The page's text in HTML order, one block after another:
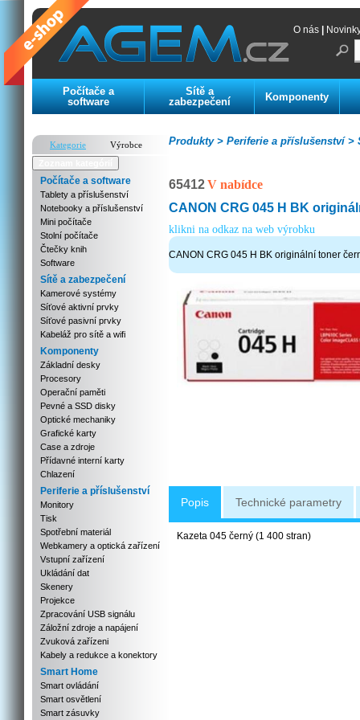
O nás
Počítače a
software
Sítě a
zabezpečení
Komponenty
Kategorie
Výrobce
Počítače a software
Tablety a příslušenství
Notebooky a příslušenství
Mini počítače
Stolní počítače
Čtečky knih
Software
Sítě a zabezpečení
Kamerové systémy
Síťové aktivní prvky
Síťové pasivní prvky
Kabeláž pro sítě a wifi
Komponenty
Základní desky
Procesory
Operační paměti
Pevné a SSD disky
Optické mechaniky
Grafické karty
Case a zdroje
Přídavné interní karty
Chlazení
Periferie a příslušenství
Monitory
Tisk
Spotřební materiál
Webkamery a optická zařízení
Vstupní zařízení
Ukládání dat
Skenery
Projekce
Zpracování USB signálu
Záložní zdroje a napájení
Zvuková zařízeni
Kabely a redukce a konektory
Smart Home
Smart ovládání
Smart osvětlení
Smart zásuvky
Periferie a příslušenství >
Produkty >
65412V nabídce
CANON CRG 045 H BK
klikni na odkaz na web výrobku
CANON CRG 045 H BK originální toner
Popis Technické parametry
Kazeta 045 černý (1 400 stran)